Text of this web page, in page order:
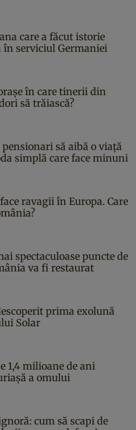
care a făcut istorie
în serviciul Germaniei
în care tinerii din
să trăiască?
să aibă o viață
simplă care face minuni
ravagii în Europa. Care
spectaculoase puncte de
va fi restaurat
prima exolună
Solar
1,4 milioane de ani
a omului
cum să scapi de